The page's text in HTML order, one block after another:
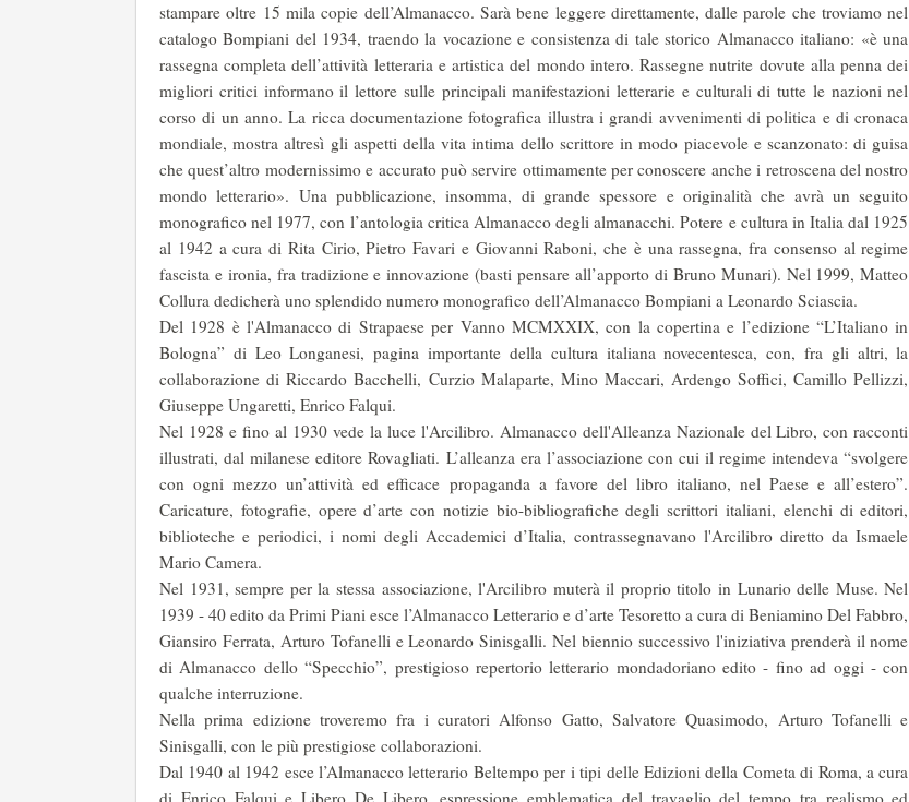
stampare oltre 15 mila copie dell’Almanacco. Sarà bene leggere di­rettamente, dalle parole che troviamo nel
catalogo Bompiani del 1934, traendo la vo­cazione e consistenza di tale storico Almanacco italiano: «è una
rassegna completa dell’attività letteraria e artistica del mondo intero. Rassegne nutrite dovute alla penna dei
migliori critici informano il lettore sulle principali manifestazioni letterarie e culturali di tutte le nazioni nel
corso di un anno. La ricca documentazione fotografica illustra i grandi avvenimenti di politica e di cronaca
mondiale, mostra altresì gli aspetti della vita intima dello scrittore in modo piacevole e scanzonato: di guisa
che quest’altro modernissimo e accurato può servire ottimamente per conoscere anche i retroscena del nostro
mondo letterario». Una pubblicazione, insomma, di grande spessore e originalità che avrà un seguito
monografico nel 1977, con l’antologia critica Almanacco degli almanacchi. Potere e cultura in Italia dal 1925
al 1942 a cura di Rita Cirio, Pietro Favari e Giovanni Raboni, che è una rassegna, fra con­senso al regime
fascista e ironia, fra tradizione e innovazione (basti pensare al­l’apporto di Bruno Munari). Nel 1999, Matteo
Collura dedicherà uno splendido numero monografico dell’Almanacco Bompiani a Leonardo Sciascia.
Del 1928 è l'Almanacco di Strapaese per Vanno MCMXXIX, con la coper­tina e l’edizione “L’Italiano in
Bologna” di Leo Longanesi, pagina importante della cultura italiana novecentesca, con, fra gli altri, la
collaborazione di Ric­cardo Bacchelli, Curzio Malaparte, Mino Maccari, Ardengo Soffici, Camillo Pellizzi,
Giuseppe Ungaretti, Enrico Falqui.
Nel 1928 e fino al 1930 vede la luce l'Arcilibro. Almanacco dell'Alleanza Nazionale del Libro, con racconti
illustrati, dal milanese editore Rovagliati. L’al­leanza era l’associazione con cui il regime intendeva “svolgere
con ogni mezzo un’attività ed efficace propaganda a favore del libro italiano, nel Paese e al­l’estero”.
Caricature, fotografie, opere d’arte con notizie bio-bibliografiche degli scrittori italiani, elenchi di editori,
biblioteche e periodici, i nomi degli Accade­mici d’Italia, contrassegnavano l'Arcilibro diretto da Ismaele
Mario Camera.
Nel 1931, sempre per la stessa associazione, l'Arcilibro muterà il proprio titolo in Lunario delle Muse. Nel
1939 - 40 edito da Primi Piani esce l’Alma­nacco Letterario e d’arte Tesoretto a cura di Beniamino Del Fabbro,
Giansiro Ferrata, Arturo Tofanelli e Leonardo Sinisgalli. Nel biennio successivo l'inizia­tiva prenderà il nome
di Almanacco dello “Specchio”, prestigioso repertorio letterario mondadoriano edito - fino ad oggi - con
qualche interruzione.
Nella prima edizione troveremo fra i curatori Alfonso Gatto, Salvatore Quasimodo, Arturo Tofanelli e
Sinisgalli, con le più prestigiose collaborazioni.
Dal 1940 al 1942 esce l’Almanacco letterario Beltempo per i tipi delle Edi­zioni della Cometa di Roma, a cura
di Enrico Falqui e Libero De Libero, espressione emblematica del travaglio del tempo tra realismo ed